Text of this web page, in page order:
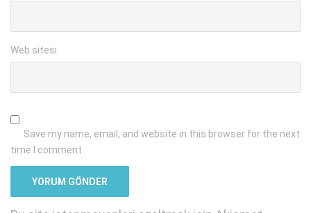
Web sitesi
Save my name, email, and website in this browser for the next
time I comment.